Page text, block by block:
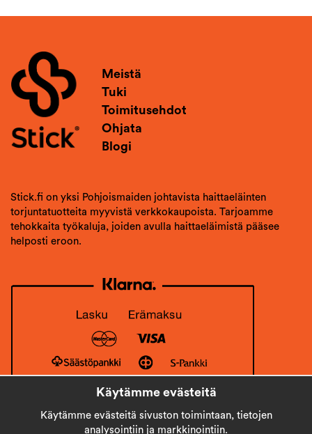
Meistä
Tuki
Toimitusehdot
Ohjata
Blogi
Stick.fi on yksi Pohjoismaiden johtavista haittaeläinten
torjuntatuotteita myyvistä verkkokaupoista. Tarjoamme
tehokkaita työkaluja, joiden avulla haittaeläimistä pääsee
helposti eroon.
Käytämme evästeitä
Käytämme evästeitä sivuston toimintaan, tietojen
analysointiin ja markkinointiin.